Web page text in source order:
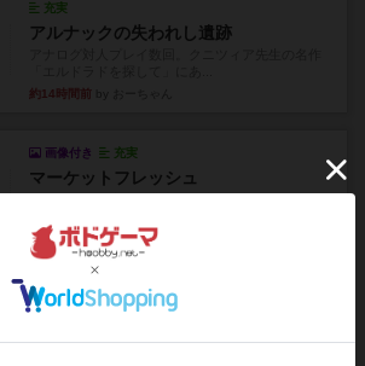
充実
アルナックの失われし遺跡
約14時間前
画像付き 充実
マーケットフレッシュ
約19時間前by jurong
メメントオンラインタクティクス